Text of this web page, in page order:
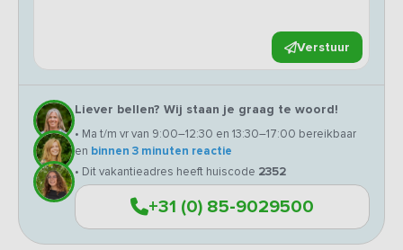
Verstuur
Liever bellen? Wij staan je graag te woord!
• Ma t/m vr van 9:00–12:30 en 13:30–17:00 bereikbaar
en binnen 3 minuten reactie
• Dit vakantieadres heeft huiscode 2352
+31 (0) 85-9029500